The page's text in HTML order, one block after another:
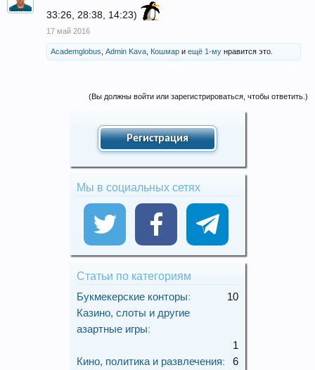
33:26, 28:38, 14:23)
17 май 2016
Academglobus Admin Kava Кошмар и ещё 1-му нравится это.
(Вы должны войти или зарегистрироваться, чтобы ответить.)
Регистрация
Мы в социальных сетях
Статьи по категориям
Букмекерские конторы:
10
Казино, слоты и другие
азартные игры:
1
Кино, политика и развлечения:
6